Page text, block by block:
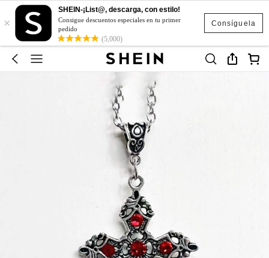
Consíguela
×
SHEIN-¡List@, descarga, con estilo!
Consigue descuentos especiales en tu primer
pedido
(5,000)